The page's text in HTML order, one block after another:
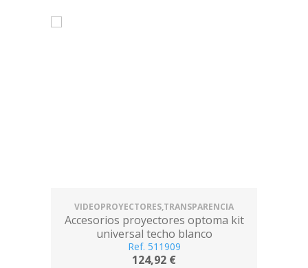
VIDEOPROYECTORES,TRANSPARENCIA
Accesorios proyectores optoma kit
universal techo blanco
Ref. 511909
124,92 €